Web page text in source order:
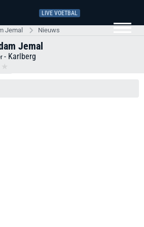
LIVE VOETBAL
Jemal Nieuws
Jemal
- Karlberg